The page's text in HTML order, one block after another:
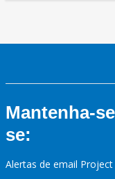
Mantenha-
se:
Alertas de email